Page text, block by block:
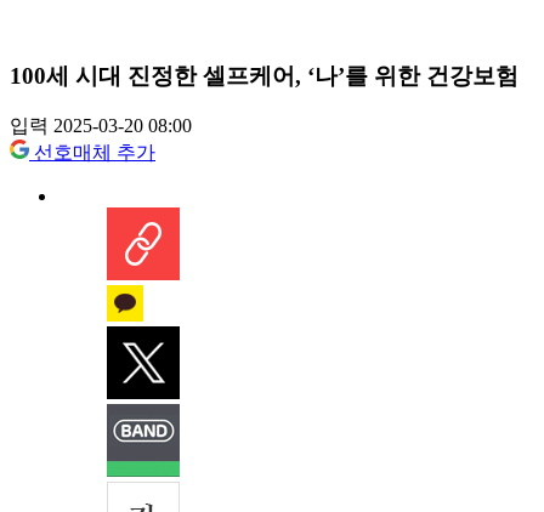
100세 시대 진정한 셀프케어, ‘나’를 위한 건강보험
입력 2025-03-20 08:00
선호매체 추가